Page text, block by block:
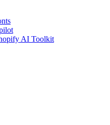
AI Toolkit